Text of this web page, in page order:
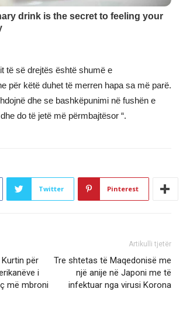
të së drejtës është shumë e
për këtë duhet të merren hapa sa më parë.
dhe se bashkëpunimi në fushën e
do të jetë më përmbajtësor “.
Twitter Pinterest
për
i
më mbroni
Artikulli tjetër
Tre shtetas të Maqedonisë me
një anije në Japoni me të
infektuar nga virusi Korona